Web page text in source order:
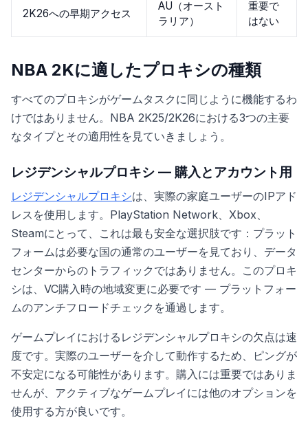
2K26への早期アクセス
AU（オースト
ラリア）
重要で
はない
NBA 2Kに適したプロキシの種類
すべてのプロキシがゲームタスクに同じように機能するわ
けではありません。NBA 2K25/2K26における3つの主要
なタイプとその適用性を見ていきましょう。
レジデンシャルプロキシ — 購入とアカウント用
レジデンシャルプロキシは、実際の家庭ユーザーのIPアド
レスを使用します。PlayStation Network、Xbox、
Steamにとって、これは最も安全な選択肢です：プラット
フォームは必要な国の通常のユーザーを見ており、データ
センターからのトラフィックではありません。このプロキ
シは、VC購入時の地域変更に必要です — プラットフォー
ムのアンチフロードチェックを通過します。
ゲームプレイにおけるレジデンシャルプロキシの欠点は速
度です。実際のユーザーを介して動作するため、ピングが
不安定になる可能性があります。購入には重要ではありま
せんが、アクティブなゲームプレイには他のオプションを
使用する方が良いです。